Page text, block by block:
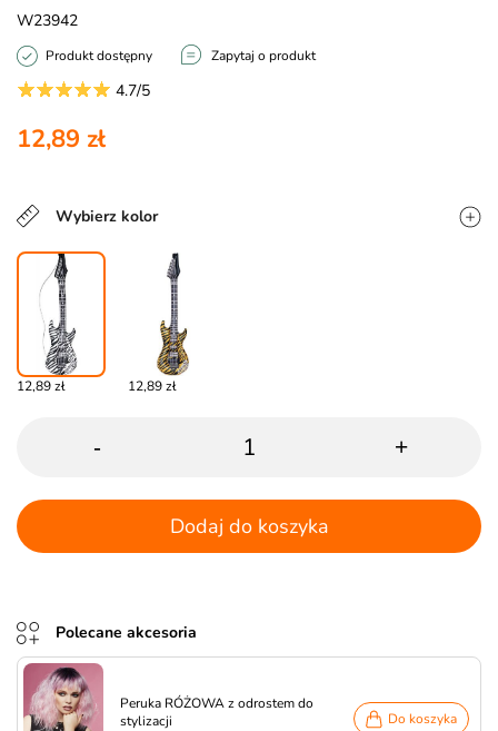
W23942
Produkt dostępny Zapytaj o produkt
4.7/5
12,89 zł
Wybierz kolor
12,89 zł 12,89 zł
- +
Dodaj do koszyka
Polecane akcesoria
Peruka RÓŻOWA z odrostem do
stylizacji
Do koszyka